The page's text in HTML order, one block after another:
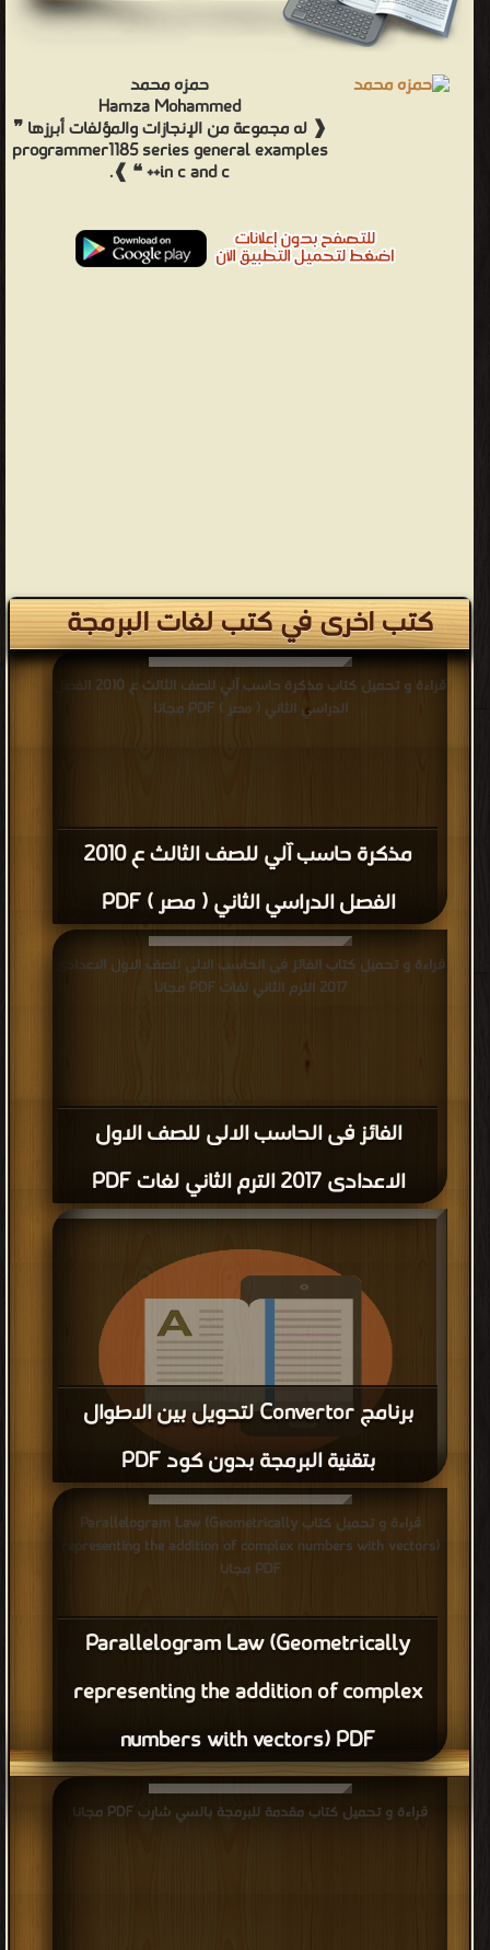
حمزه محمد
Hamza Mohammed
❰ له مجموعة من الإنجازات والمؤلفات أبرزها ❞
programmer1185 series general examples
in c and c++ ❝ ❱.
كتب اخرى في كتب لغات البرمجة
مذكرة حاسب آلي للصف الثالث ع 2010
الفصل الدراسي الثاني ( مصر ) PDF
قراءة و تحميل كتاب مذكرة حاسب آلي للصف الثالث ع 2010 الفصل
الدراسي الثاني ( مصر ) PDF مجانا
الفائز فى الحاسب الالى للصف الاول
الاعدادى 2017 الترم الثاني لغات PDF
قراءة و تحميل كتاب الفائز فى الحاسب الالى للصف الاول الاعدادى
2017 الترم الثاني لغات PDF مجانا
برنامج Convertor لتحويل بين الاطوال
بتقنية البرمجة بدون كود PDF
قراءة و تحميل كتاب برنامج Convertor لتحويل بين الاطوال بتقنية
البرمجة بدون كود PDF مجانا
Parallelogram Law (Geometrically
representing the addition of complex
numbers with vectors) PDF
قراءة و تحميل كتاب Parallelogram Law (Geometrically
representing the addition of complex numbers with vectors)
PDF مجانا
قراءة و تحميل كتاب مقدمة للبرمجة بالسي شارب PDF مجانا